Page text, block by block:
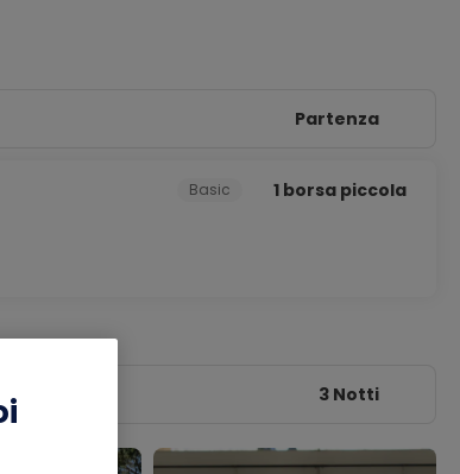
Partenza
Basic 1 borsa piccola
3 Notti